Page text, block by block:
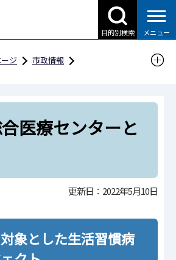
目的別検索 メニュー
ジ
市政情報
コネクテッド・デスク（公民連携の窓
なさまとの取組
企業のみなさまとの取組
合医療センターとの取組
医療センターと
更新日：2022年5月10日
象とした生活習慣病